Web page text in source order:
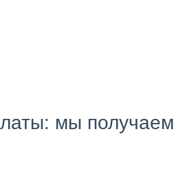
мы получаем